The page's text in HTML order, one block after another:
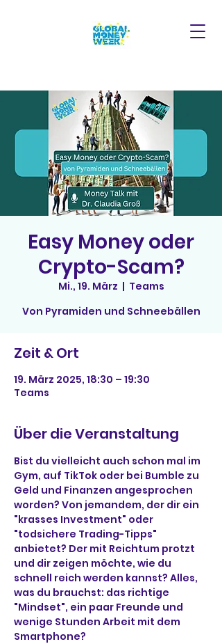
Easy Money oder
Crypto-Scam?
Mi., 19. März
  |
Teams
Von Pyramiden und Schneebällen
Zeit & Ort
19. März 2025, 18:30 – 19:30
Teams
Über die Veranstaltung
Bist du vielleicht auch schon mal im
Gym, auf TikTok oder bei Bumble zu
Geld und Finanzen angesprochen
worden? Von jemandem, der dir ein
"krasses Investment" oder
"todsichere Trading-Tipps"
anbietet? Der mit Reichtum protzt
und dir zeigen möchte, wie du
schnell reich werden kannst? Alles,
was du brauchst: das richtige
"Mindset", ein paar Freunde und
wenige Stunden Arbeit mit dem
Smartphone?